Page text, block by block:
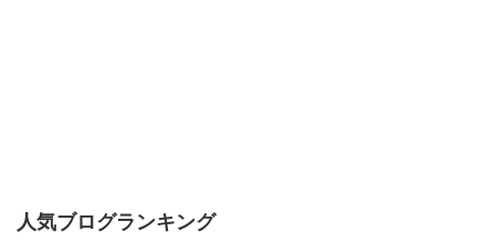
人気ブログランキング